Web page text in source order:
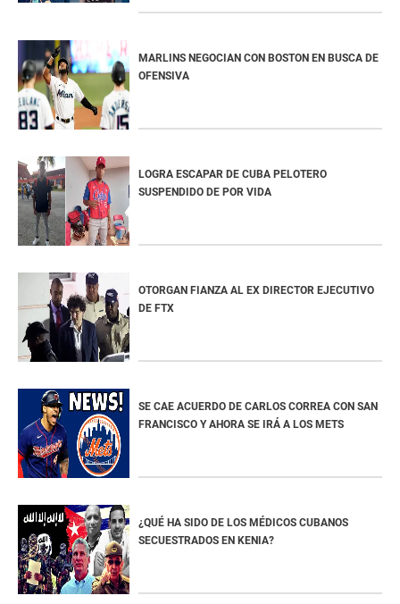
MARLINS NEGOCIAN CON BOSTON EN BUSCA DE
OFENSIVA
LOGRA ESCAPAR DE CUBA PELOTERO
SUSPENDIDO DE POR VIDA
OTORGAN FIANZA AL EX DIRECTOR EJECUTIVO
DE FTX
SE CAE ACUERDO DE CARLOS CORREA CON SAN
FRANCISCO Y AHORA SE IRÁ A LOS METS
¿QUÉ HA SIDO DE LOS MÉDICOS CUBANOS
SECUESTRADOS EN KENIA?